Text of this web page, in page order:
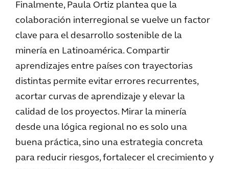
Finalmente, Paula Ortiz plantea que la
colaboración interregional se vuelve un factor
clave para el desarrollo sostenible de la
minería en Latinoamérica. Compartir
aprendizajes entre países con trayectorias
distintas permite evitar errores recurrentes,
acortar curvas de aprendizaje y elevar la
calidad de los proyectos. Mirar la minería
desde una lógica regional no es solo una
buena práctica, sino una estrategia concreta
para reducir riesgos, fortalecer el crecimiento y